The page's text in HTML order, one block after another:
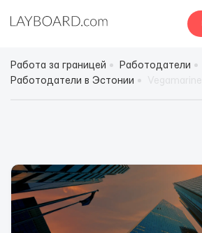
Работа за границей
Работодатели
Работодатели в Эстонии